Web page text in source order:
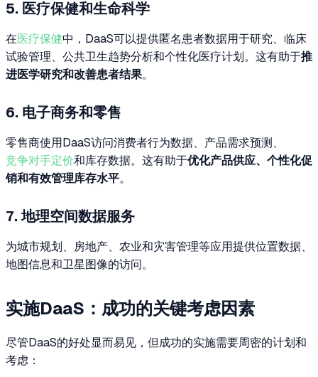
5. 医疗保健和生命科学
在医疗保健中，DaaS可以提供匿名患者数据用于研究、临床
试验管理、公共卫生趋势分析和个性化医疗计划。这有助于推
进医学研究和改善患者结果。
6. 电子商务和零售
零售商使用DaaS访问消费者行为数据、产品需求预测、
竞争对手定价和库存数据。这有助于优化产品供应、个性化促
销和有效管理库存水平。
7. 地理空间数据服务
为城市规划、房地产、农业和灾害管理等应用提供位置数据、
地图信息和卫星图像的访问。
实施DaaS：成功的关键考虑因素
尽管DaaS的好处显而易见，但成功的实施需要周密的计划和
考虑：